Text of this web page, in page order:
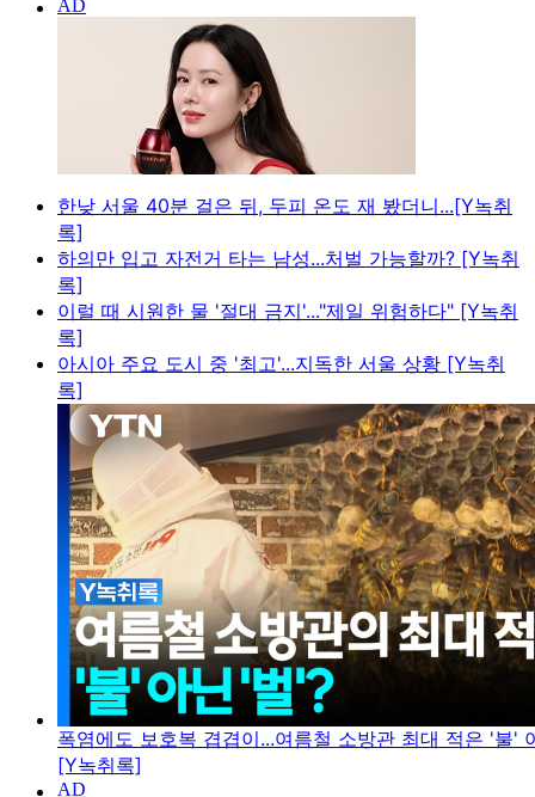
한낮 서울 40분 걸은 뒤, 두피 온도 재 봤더니...[Y녹취
록]
하의만 입고 자전거 타는 남성...처벌 가능할까? [Y녹취
록]
이럴 때 시원한 물 '절대 금지'..."제일 위험하다" [Y녹취
록]
아시아 주요 도시 중 '최고'...지독한 서울 상황 [Y녹취
록]
폭염에도 보호복 겹겹이...여름철 소방관 최대 적은 '불'
[Y녹취록]